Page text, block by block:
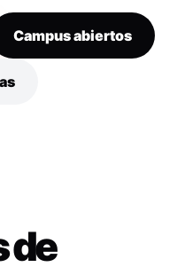
Campus abiertos
de